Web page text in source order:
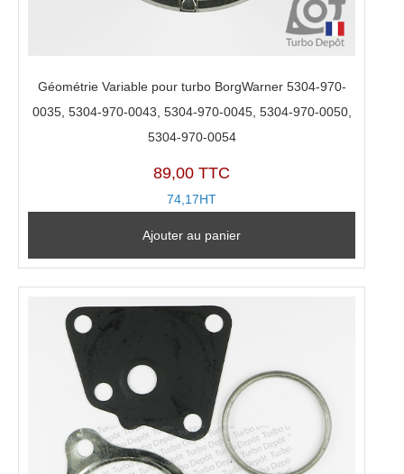
Géométrie Variable pour turbo BorgWarner 5304-970-
0035, 5304-970-0043, 5304-970-0045, 5304-970-0050,
5304-970-0054
89,00 TTC
74,17HT
Ajouter au panier